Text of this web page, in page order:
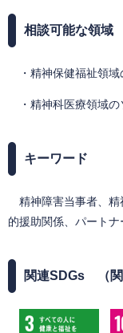
相談可能な領域
・精神保健福祉領域
・精神科医療領域の
キーワード
精神障害当事者、精
的援助関係、パートナ
関連SDGs （関